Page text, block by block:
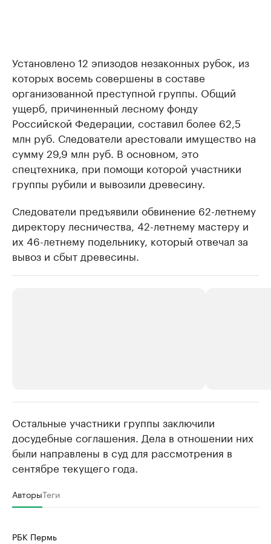
Установлено 12 эпизодов незаконных рубок, из
которых восемь совершены в составе
организованной преступной группы. Общий
ущерб, причиненный лесному фонду
Российской Федерации, составил более 62,5
млн руб. Следователи арестовали имущество на
сумму 29,9 млн руб. В основном, это
спецтехника, при помощи которой участники
группы рубили и вывозили древесину.
Следователи предъявили обвинение 62-летнему
директору лесничества, 42-летнему мастеру и
их 46-летнему подельнику, который отвечал за
вывоз и сбыт древесины.
Крупнейшие производители и
продавцы медийной продукции
Ознакомьтесь с информацией в каталоге
Страховые
Остальные участники группы заключили
досудебные соглашения. Дела в отношении них
были направлены в суд для рассмотрения в
сентябре текущего года.
АвторыТеги
РБК Пермь